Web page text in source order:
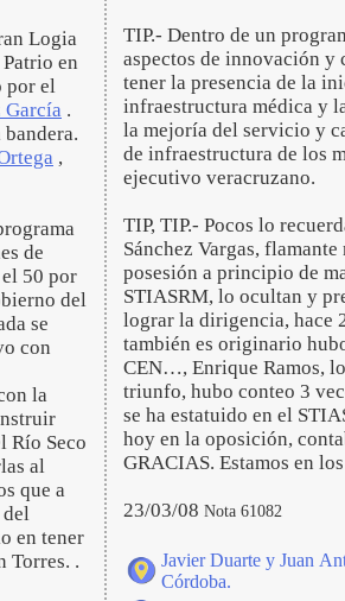
Logia
en
por el
García .
,
de
50 por
del
se
con
la
Río Seco
al
que a
del
en tener
Torres. .
TIP.- Dentro de un
aspectos de innovación y
tener la presencia de la
infraestructura médica y
la mejoría del servicio y
de infraestructura de los
ejecutivo veracruzano.
TIP, TIP.- Pocos lo
Sánchez Vargas,
posesión a principio de
STIASRM, lo ocultan y
lograr la dirigencia, hace
también es originario
CEN…, Enrique Ramos,
triunfo, hubo conteo 3
se ha estatuido en el
hoy en la oposición,
GRACIAS. Estamos en
23/03/08 Nota 61082
Javier Duarte y Juan
Córdoba.